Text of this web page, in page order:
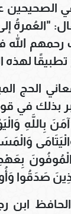
الصحيحين
"العُمرةُ إلى
الله
لهذه
الحج
بذلك في
بِاللَّهِ
صَدَقُوا وَأُولَئِكَ هُمُ
ابن